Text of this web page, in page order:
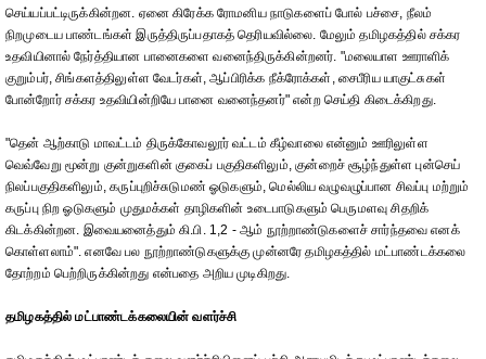
செய்யப்பட்டிருக்கின்றன. ஏனை கிரேக்க ரோமனிய நாடுகளைப் போல் பச்சை, நீலம்
நிறமுடைய பாண்டங்கள் இருத்திருப்பதாகத் தெரியவில்லை. மேலும் தமிழகத்தில் சக்கர
உதவியினால் நேர்த்தியான பானைகளை வனைந்திருக்கின்றனர். "மலையாள ஊராளிக்
குறும்பர், சிங்களத்திலுள்ள வேடர்கள், ஆப்பிரிக்க நீக்ரோக்கள், சைபீரிய யாகுட்சுகள்
போன்றோர் சக்கர உதவியின்றியே பானை வனைந்தனர்" என்ற செய்தி கிடைக்கிறது.
"தென் ஆற்காடு மாவட்டம் திருக்கோவலூர் வட்டம் கீழ்வாலை என்னும் ஊரிலுள்ள
வெவ்வேறு மூன்று குன்றுகளின் குகைப் பகுதிகளிலும், குன்றைச் சூழ்ந்துள்ள புன்செய்
நிலப்பகுதிகளிலும், கருப்புறிச்சுடுமண் ஓடுகளும், மெல்லிய வழுவழுப்பான சிவப்பு மற்றும்
கருப்பு நிற ஓடுகளும் முதுமக்கள் தாழிகளின் உடைபாடுகளும் பெருமளவு சிதறிக்
கிடக்கின்றன. இவையனைத்தும் கி.பி. 1,2 - ஆம் நூற்றாண்டுகளைச் சார்ந்தவை எனக்
கொள்ளலாம்". எனவே பல நூற்றாண்டுகளுக்கு முன்னரே தமிழகத்தில் மட்பாண்டக்கலை
தோற்றம் பெற்றிருக்கின்றது என்பதை அறிய முடிகிறது.
தமிழகத்தில் மட்பாண்டக்கலையின் வளர்ச்சி